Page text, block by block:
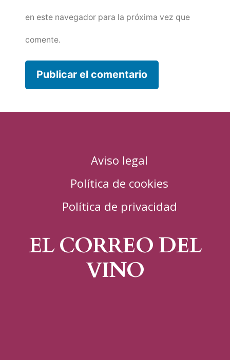
en este navegador para la próxima vez que
comente.
Aviso legal
Política de cookies
Política de privacidad
EL CORREO DEL
VINO